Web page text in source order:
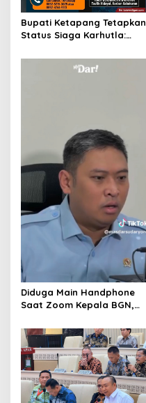
Bupati Ketapang Tetapkan
Status Siaga Karhutla:
Waspada Cuaca Ekstrem
Diduga Main Handphone
Saat Zoom Kepala BGN,
Terancam Dimutasi ke
Papua